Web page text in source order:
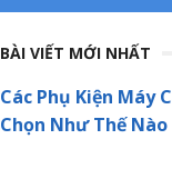
BÀI VIẾT MỚI NHẤT
Các Phụ Kiện Máy
Chọn Như Thế Nào